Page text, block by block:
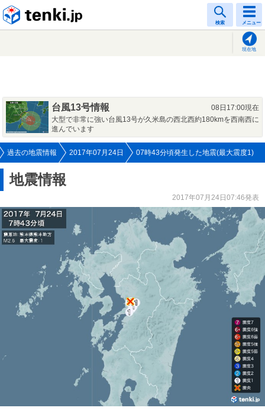
検索 メニュー
現在地
台風13号情報
08日17:00現在
大型で非常に強い台風13号が久米島の西北西約180kmを西南西に
進んでいます
過去の地震情報 2017年07月24日 07時43分頃発生した地震(最大震度1)
地震情報
2017年07月24日07:46発表